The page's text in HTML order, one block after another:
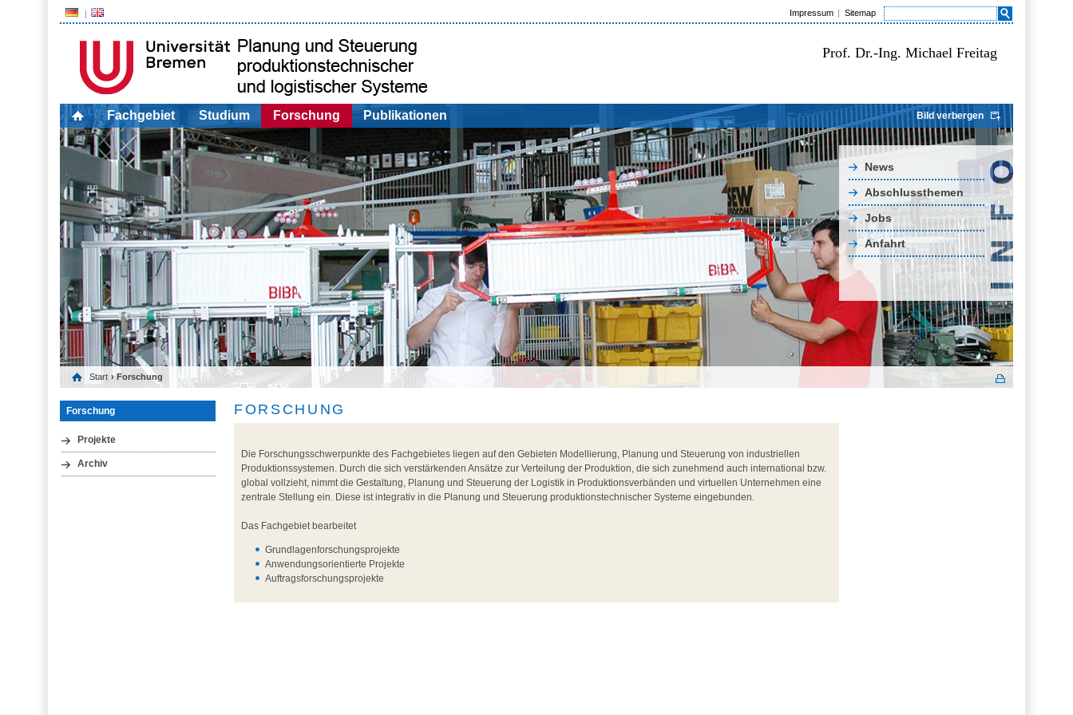
Impressum Sitemap
Prof. Dr.-Ing. Michael Freitag
Fachgebiet Studium Forschung Publikationen Bild verbergen
News
Abschlussthemen
Jobs
Anfahrt
Start › Forschung
Forschung
Projekte
Archiv
FORSCHUNG
Die Forschungsschwerpunkte des Fachgebietes liegen auf den Gebieten Modellierung, Planung und Steuerung von industriellen
Produktionssystemen. Durch die sich verstärkenden Ansätze zur Verteilung der Produktion, die sich zunehmend auch international bzw.
global vollzieht, nimmt die Gestaltung, Planung und Steuerung der Logistik in Produktionsverbänden und virtuellen Unternehmen eine
zentrale Stellung ein. Diese ist integrativ in die Planung und Steuerung produktionstechnischer Systeme eingebunden.
Das Fachgebiet bearbeitet
Grundlagenforschungsprojekte
Anwendungsorientierte Projekte
Auftragsforschungsprojekte